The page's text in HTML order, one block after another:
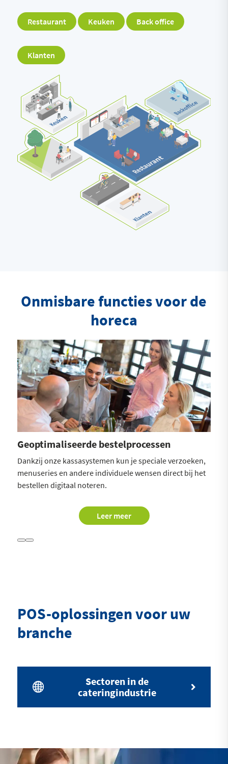
Restaurant Keuken Back office
Klanten
Onmisbare functies voor de
horeca
Geoptimaliseerde bestelprocessen
Dankzij onze kassasystemen kun je speciale verzoeken,
menuseries en andere individuele wensen direct bij het
bestellen digitaal noteren.
Leer meer
POS-oplossingen voor uw
branche
Sectoren in de
cateringindustrie